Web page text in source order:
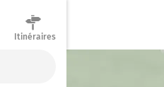
Itinéraires